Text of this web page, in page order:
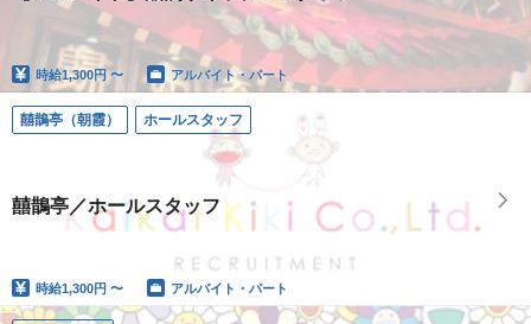
時給1,300円 〜 アルバイト・パート
囍鵲亭（朝霞） ホールスタッフ
囍鵲亭／ホールスタッフ
時給1,300円 〜 アルバイト・パート